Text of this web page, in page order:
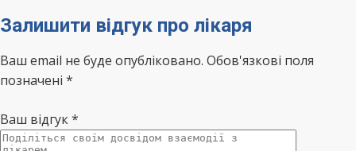
Залишити відгук про лікаря
Ваш email не буде опубліковано. Обов'язкові поля
позначені *
Ваш відгук*